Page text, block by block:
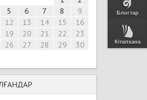
Блогтар
Кітапхана
5 6 7 8
9
12 13 14 15
16
19 20 21 22
23
26 27 28 29
30